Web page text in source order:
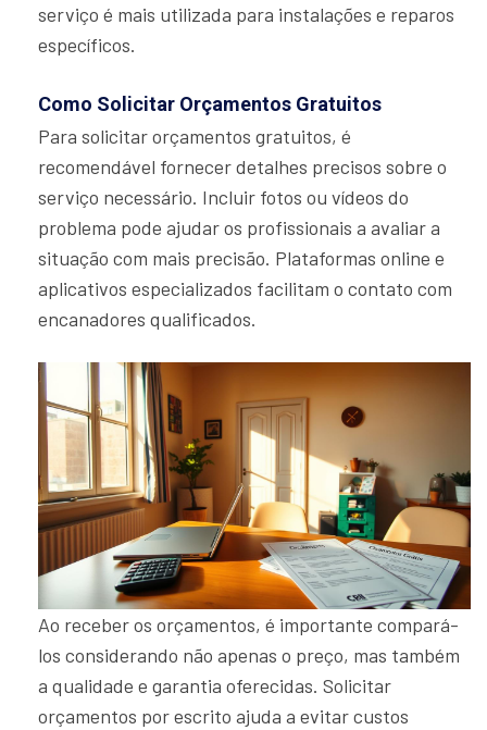
serviço é mais utilizada para instalações e reparos
específicos.
Como Solicitar Orçamentos Gratuitos
Para solicitar orçamentos gratuitos, é
recomendável fornecer detalhes precisos sobre o
serviço necessário. Incluir fotos ou vídeos do
problema pode ajudar os profissionais a avaliar a
situação com mais precisão. Plataformas online e
aplicativos especializados facilitam o contato com
encanadores qualificados.
Ao receber os orçamentos, é importante compará-
los considerando não apenas o preço, mas também
a qualidade e garantia oferecidas. Solicitar
orçamentos por escrito ajuda a evitar custos